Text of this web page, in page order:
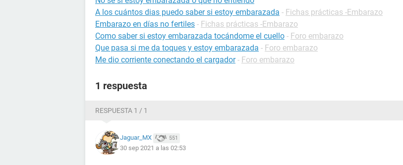
A los cuántos dias puedo saber si estoy embarazada - Fichas prácticas -Embarazo
Embarazo en días no fertiles - Fichas prácticas -Embarazo
Como saber si estoy embarazada tocándome el cuello - Foro embarazo
Que pasa si me da toques y estoy embarazada - Foro embarazo
Me dio corriente conectando el cargador - Foro embarazo
1 respuesta
RESPUESTA 1 / 1
Jaguar_MX 551
30 sep 2021 a las 02:53